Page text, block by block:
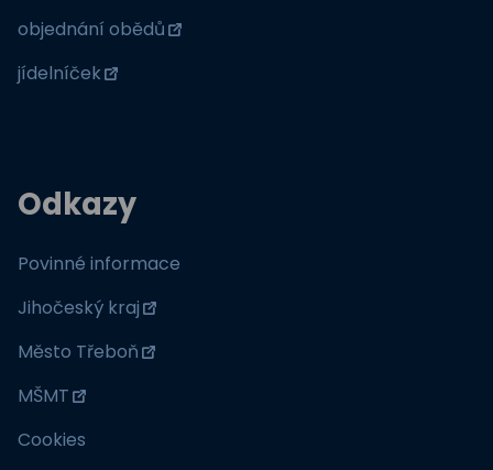
objednání obědů
jídelníček
Odkazy
Povinné informace
Jihočeský kraj
Město Třeboň
MŠMT
Cookies